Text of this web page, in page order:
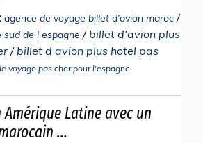
agence de voyage billet d'avion maroc /
sud de l espagne / billet d'avion plus
/ billet d avion plus hotel pas
voyage pas cher pour l'espagne
Amérique Latine avec un
...